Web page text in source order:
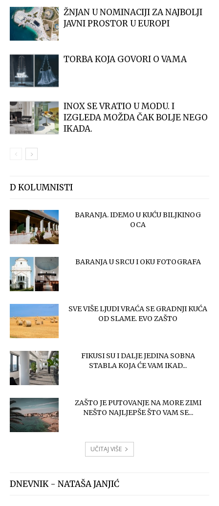
ŽNJAN U NOMINACIJI ZA NAJBOLJI
JAVNI PROSTOR U EUROPI
TORBA KOJA GOVORI O VAMA
INOX SE VRATIO U MODU. I
IZGLEDA MOŽDA ČAK BOLJE NEGO
IKADA.
D KOLUMNISTI
BARANJA. IDEMO U KUĆU BILJKINOG
OCA
BARANJA U SRCU I OKU FOTOGRAFA
SVE VIŠE LJUDI VRAĆA SE GRADNJI KUĆA
OD SLAME. EVO ZAŠTO
FIKUSI SU I DALJE JEDINA SOBNA
STABLA KOJA ĆE VAM IKAD...
ZAŠTO JE PUTOVANJE NA MORE ZIMI
NEŠTO NAJLJEPŠE ŠTO VAM SE...
UČITAJ VIŠE
DNEVNIK - NATAŠA JANJIĆ